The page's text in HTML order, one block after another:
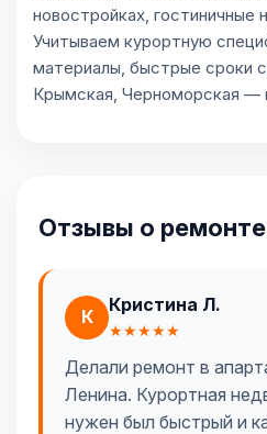
новостройках,
Учитываем курортную
материалы, быстрые сроки
Крымская, Черноморская —
Отзывы о
К
Кристина Л.
★★★★★
Делали ремонт в
Ленина. Курортная
нужен был быстрый и